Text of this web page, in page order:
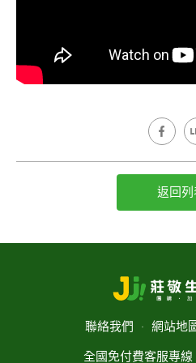
返回列
聯絡我們 ‧ 網站地
全國免付費客服專